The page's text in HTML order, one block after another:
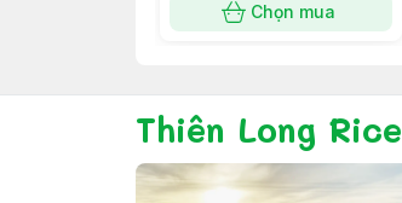
Chọn mua
Thiên Long Rice